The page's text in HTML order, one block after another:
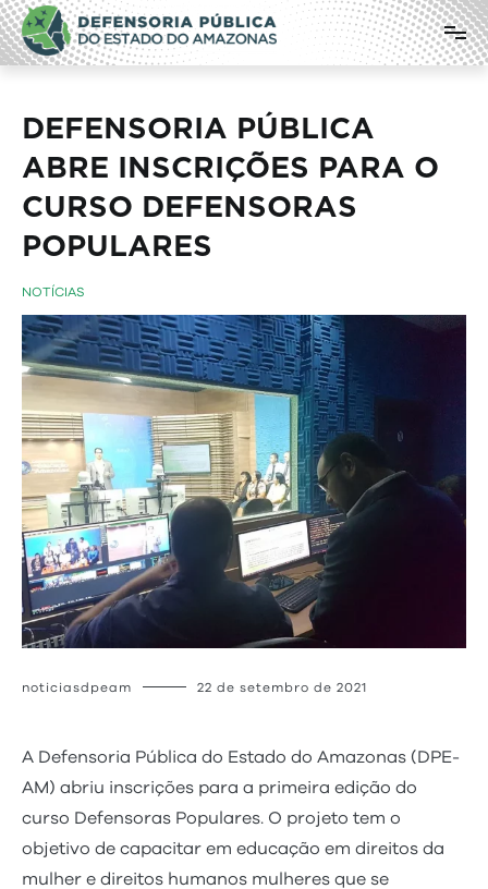
Pular
para
o
conteúdo
Defensoria Pública do Estado do
Amazonas
DEFENSORIA PÚBLICA
ABRE INSCRIÇÕES PARA O
CURSO DEFENSORAS
POPULARES
NOTÍCIAS
noticiasdpeam 22 de setembro de 2021
A Defensoria Pública do Estado do Amazonas (DPE-
AM) abriu inscrições para a primeira edição do
curso Defensoras Populares. O projeto tem o
objetivo de capacitar em educação em direitos da
mulher e direitos humanos mulheres que se